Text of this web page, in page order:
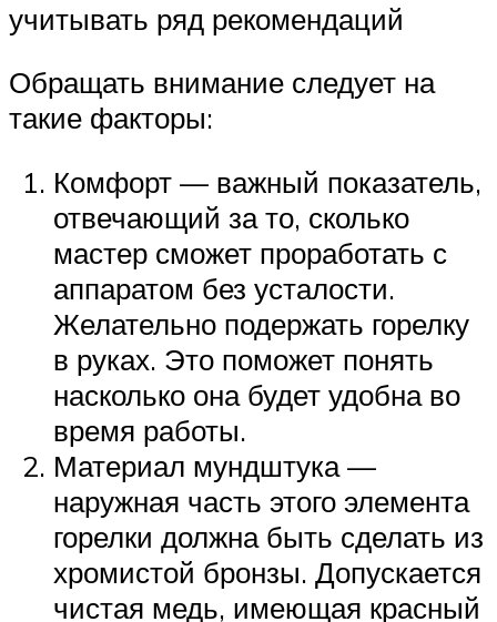
учитывать ряд рекомендаций
Обращать внимание следует на
такие факторы:
Комфорт — важный показатель,
отвечающий за то, сколько
мастер сможет проработать с
аппаратом без усталости.
Желательно подержать горелку
в руках. Это поможет понять
насколько она будет удобна во
время работы.
Материал мундштука —
наружная часть этого элемента
горелки должна быть сделать из
хромистой бронзы. Допускается
чистая медь, имеющая красный